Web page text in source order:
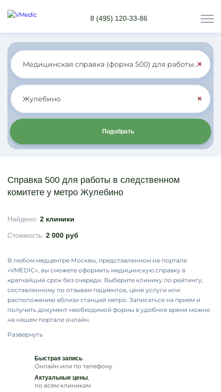
8 (495) 120-33-86
×
×
Подобрать
Справка 500 для работы в следственном
комитете у метро Жулебино
Найдено: 2 клиники
Стоимость: 2 000 руб
В любом медцентре Москвы, представленном на портале
«VMEDIC», вы сможете оформить медицинскую справку в
кратчайший срок без очереди. Выберите клинику по рейтингу,
составленному по отзывам пациентов, цене услуги или
расположению вблизи станций метро. Записаться на прием и
получить документ необходимой формы в удобное время можно
на нашем портале онлайн.
Развернуть
Быстрая запись
Онлайн или по телефону
Актуальные цены,
по всем клиникам